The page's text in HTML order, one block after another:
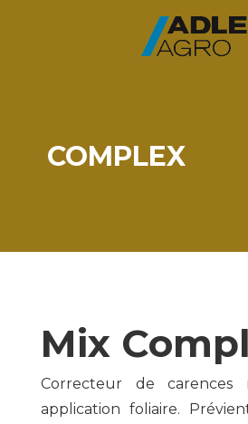
COMPLEX
Mix
Correcteur de carences
application foliaire.